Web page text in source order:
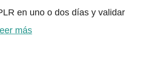
en uno o dos días y validar
más